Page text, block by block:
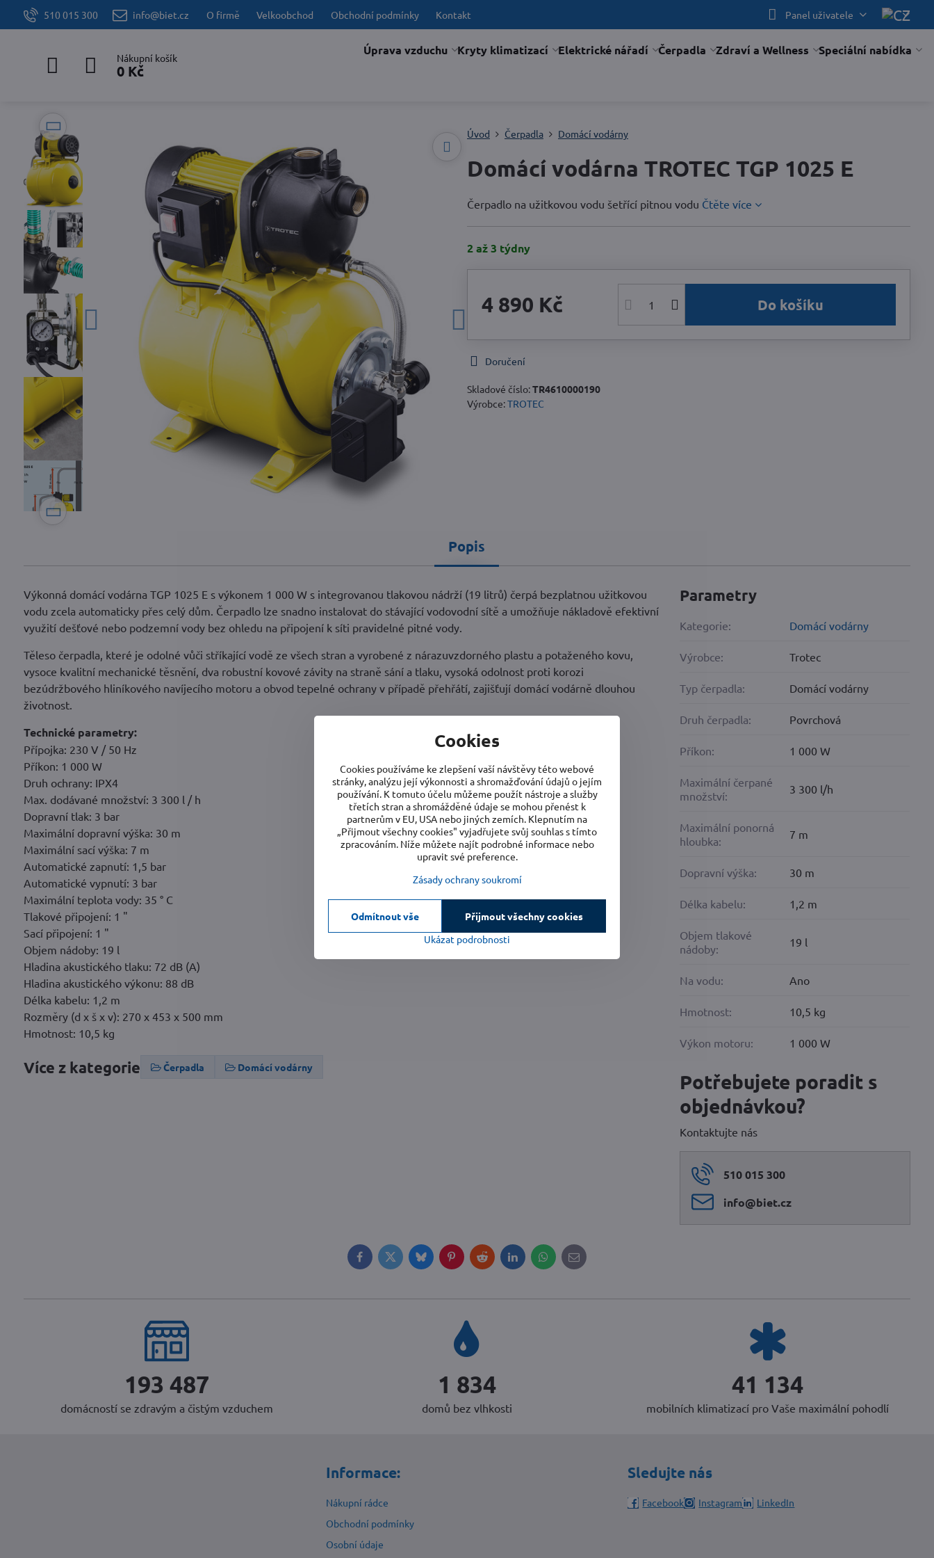
510 015 300 info@biet.cz O firmě Velkoobchod Obchodní podmínky Kontakt Panel uživatele
Nákupní košík
0 Kč
Úprava vzduchu Kryty klimatizací Elektrické nářadí Čerpadla Zdraví a Wellness Speciální nabídka
Úvod Čerpadla Domácí vodárny
Domácí vodárna TROTEC TGP 1025 E
Čerpadlo na užitkovou vodu šetřící pitnou vodu Čtěte více
2 až 3 týdny
4 890 Kč Do košíku
Doručení
Skladové číslo:TR4610000190
Výrobce:TROTEC
Popis
Výkonná domácí vodárna TGP 1025 E s výkonem 1 000 W s integrovanou tlakovou nádrží (19 litrů) čerpá bezplatnou užitkovou
vodu zcela automaticky přes celý dům. Čerpadlo lze snadno instalovat do stávající vodovodní sítě a umožňuje nákladově efektivní
využití dešťové nebo podzemní vody bez ohledu na připojení k síti pravidelné pitné vody.
Těleso čerpadla, které je odolné vůči stříkající vodě ze všech stran a vyrobené z nárazuvzdorného plastu a potaženého kovu,
vysoce kvalitní mechanické těsnění, dva robustní kovové závity na straně sání a tlaku, vysoká odolnost proti korozi
bezúdržbového hliníkového navíjecího motoru a obvod tepelné ochrany v případě přehřátí, zajišťují domácí vodárně dlouhou
životnost.
Technické parametry:
Přípojka: 230 V / 50 Hz
Příkon: 1 000 W
Druh ochrany: IPX4
Max. dodávané množství: 3 300 l / h
Dopravní tlak: 3 bar
Maximální dopravní výška: 30 m
Maximální sací výška: 7 m
Automatické zapnutí: 1,5 bar
Automatické vypnutí: 3 bar
Maximální teplota vody: 35 ° C
Tlakové připojení: 1 "
Sací připojení: 1 "
Objem nádoby: 19 l
Hladina akustického tlaku: 72 dB (A)
Hladina akustického výkonu: 88 dB
Délka kabelu: 1,2 m
Rozměry (d x š x v): 270 x 453 x 500 mm
Hmotnost: 10,5 kg
Více z kategorie Čerpadla Domácí vodárny
Parametry
Kategorie: Domácí vodárny
Výrobce: Trotec
Typ čerpadla: Domácí vodárny
Druh čerpadla: Povrchová
Příkon: 1 000 W
Maximální čerpané
množství:
3 300 l/h
Maximální ponorná
hloubka:
7 m
Dopravní výška: 30 m
Délka kabelu: 1,2 m
Objem tlakové
nádoby:
19 l
Na vodu: Ano
Hmotnost: 10,5 kg
Výkon motoru: 1 000 W
Potřebujete poradit s
objednávkou?
Kontaktujte nás
510 015 300
info​@biet​.cz
FacebookTwitterBlueskyPinterestRedditLinkedInWhatsApp
E-
mail
242 228
domácností se zdravým a čistým vzduchem
2 296
domů bez vlhkosti
51 496
mobilních klimatizací pro Vaše maximální pohodlí
Informace:
Nákupní rádce
Obchodní podmínky
Osobní údaje
Sledujte nás
Facebook Instagram LinkedIn
Cookies
Cookies používáme ke zlepšení vaší návštěvy této webové
stránky, analýzu její výkonnosti a shromažďování údajů o jejím
používání. K tomuto účelu můžeme použít nástroje a služby
třetích stran a shromážděné údaje se mohou přenést k
partnerům v EU, USA nebo jiných zemích. Klepnutím na
„Přijmout všechny cookies" vyjadřujete svůj souhlas s tímto
zpracováním. Níže můžete najít podrobné informace nebo
upravit své preference.
Zásady ochrany soukromí
Ukázat podrobnosti
Přijmout všechny cookies
Odmítnout vše